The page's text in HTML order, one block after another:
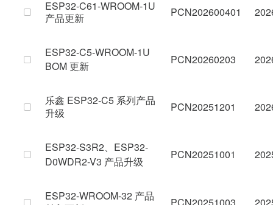
ESP32-C61-WROOM-1U
产品更新
PCN202600401
ESP32-C5-WROOM-1U
BOM 更新
PCN20260203
乐鑫 ESP32-C5 系列产品
升级
PCN20251201
ESP32-S3R2、ESP32-
D0WDR2-V3 产品升级
PCN20251001
ESP32-WROOM-32 产品